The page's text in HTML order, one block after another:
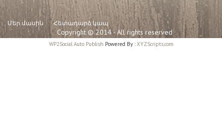
Մեր մասին Հետադարձ կապ
Copyright © 2014 - All rights reserved
WP2Social Auto Publish Powered By :XYZScripts.com